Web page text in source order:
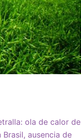
ola de calor de
ausencia de